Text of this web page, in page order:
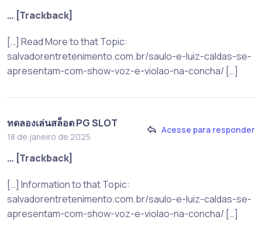
… [Trackback]
[…] Read More to that Topic:
salvadorentretenimento.com.br/saulo-e-luiz-caldas-se-
apresentam-com-show-voz-e-violao-na-concha/ […]
ทดลองเล่นสล็อต PG SLOT
18 de janeiro de 2025
Acesse para responder
… [Trackback]
[…] Information to that Topic:
salvadorentretenimento.com.br/saulo-e-luiz-caldas-se-
apresentam-com-show-voz-e-violao-na-concha/ […]